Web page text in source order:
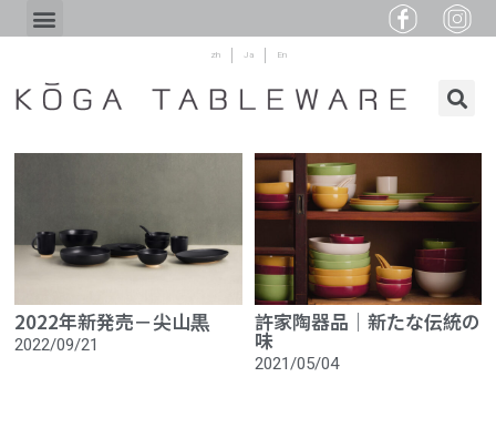
zh Ja En
2022年新発売－尖山黒
2022/09/21
許家陶器品│新たな伝統の
味
2021/05/04